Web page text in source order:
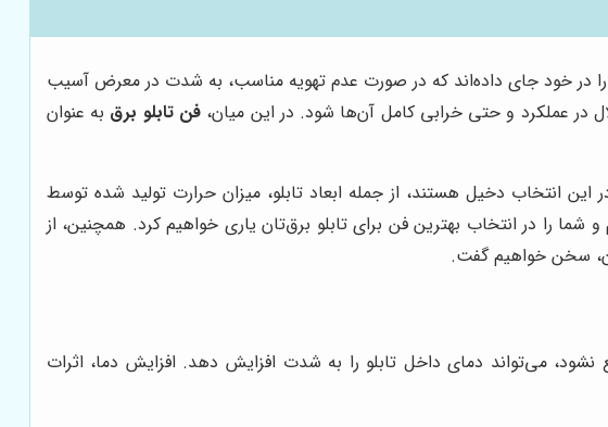
در خود جای داده‌اند که در صورت عدم تهویه مناسب، به شدت در معرض آسیب
در عملکرد و حتی خرابی کامل آن‌ها شود. در این میان،فن تابلو برق به عنوان
انتخاب دخیل هستند، از جمله ابعاد تابلو، میزان حرارت تولید شده توسط
را در انتخاب بهترین فن برای تابلو برق‌تان یاری خواهیم کرد. همچنین، از
سخن خواهیم گفت.
نشود، می‌تواند دمای داخل تابلو را به شدت افزایش دهد. افزایش دما، اثرات